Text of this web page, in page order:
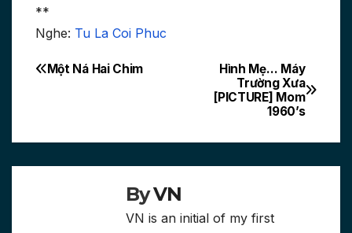
**
Nghe: Tu La Coi Phuc
Post
Hình Mẹ… Máy
Trường Xưa
[PICTURE] Mom
1960’s
Một Ná Hai Chim
ByVN
VN is an initial of my first